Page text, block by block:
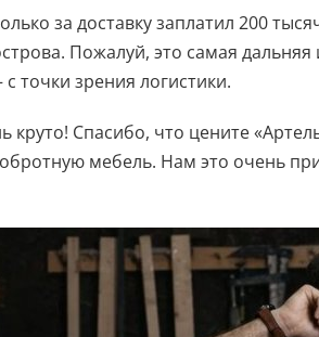
за доставку заплатил 200
Пожалуй, это самая
точки зрения логистики.
круто! Спасибо, что цените
мебель. Нам это очень